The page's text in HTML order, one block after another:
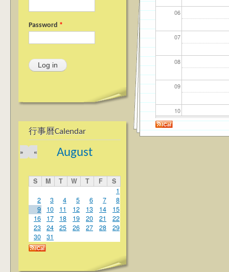
Password *
行事曆Calendar
August
«
»
S M T W T F
S
1
2
3 4 5 6 7
8
9
10 11 12 13 14
15
16
17 18 19 20 21
22
23
24 25 26 27 28
29
30
31
06
07
08
09
10
11